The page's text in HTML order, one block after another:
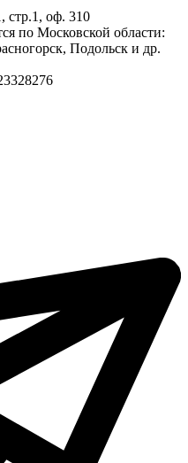
стр.1, оф. 310
по Московской области:
Подольск и др.